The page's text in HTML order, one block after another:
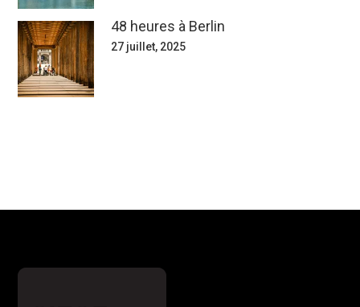
48 heures à Berlin
27 juillet, 2025